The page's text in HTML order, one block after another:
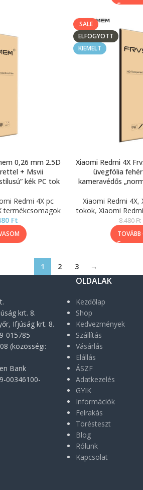
0,26 mm 2.5D
+ Msvii
kék PC tok
Redmi 4X pc
termékcsomagok
Ft
SALE
ELFOGYOTT
KIEMELT
Xiaomi Redmi 4X
üvegfólia
kameravédős
Xiaomi Redmi 4X,
tokok, Xiaomi
8.480Ft
TOVÁBB
1 2 3 →
krt. 8.
Ifjúság krt. 8.
015785
(közösségi:
Bank
00346100-
OLDALAK
Kezdőlap
Shop
Kedvezmények
Szállítás
Vásárlás
Elállás
ÁSZF
Adatkezelés
GYIK
Információk
Felrakás
Törésteszt
Blog
Rólunk
Kapcsolat